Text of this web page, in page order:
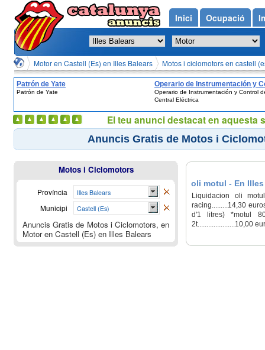
Motor en Castell (Es) en Illes Balears Motos i ciclomotors en castell
Patrón de Yate
Patrón de Yate
Operario de Instrumentación y
de Central Eléctrica
Operario de Instrumentación y Control
Central Eléctrica
Anuncis Gratis de Motos i
oli motul - En
Liquidacion oli
racing.........14,30
d'1 litres) *motul
2t.....................10,00
Motos i Ciclomotors
Província Illes Balears
Municipi Castell (Es)
Anuncis Gratis de Motos i Ciclomotors, en
Motor en Castell (Es) en Illes Balears
Inici Ocupació
El teu anunci destacat en aquesta